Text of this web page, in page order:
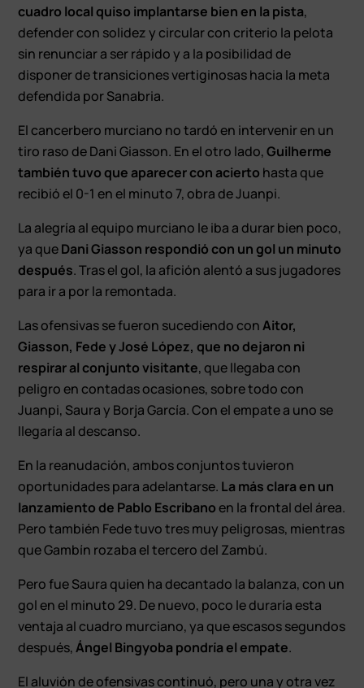
cuadro local quiso implantarse bien en la pista,
defender con solidez y circular con criterio la pelota
sin renunciar a ser rápido y a la posibilidad de
disponer de transiciones vertiginosas hacia la meta
defendida por Sanabria.
El cancerbero murciano no tardó en intervenir en un
tiro raso de Dani Giasson. En el otro lado,Guilherme
también tuvo que aparecer con acierto hasta que
recibió el 0-1 en el minuto 7, obra de Juanpi.
La alegría al equipo murciano le iba a durar bien poco,
ya queDani Giasson respondió con un gol un minuto
después. Tras el gol, la afición alentó a sus jugadores
para ir a por la remontada.
Las ofensivas se fueron sucediendo conAitor,
Giasson, Fede y José López, que no dejaron ni
respirar al conjunto visitante, que llegaba con
peligro en contadas ocasiones, sobre todo con
Juanpi, Saura y Borja García. Con el empate a uno se
llegaría al descanso.
En la reanudación, ambos conjuntos tuvieron
oportunidades para adelantarse. La más clara en un
lanzamiento de Pablo Escribanoen la frontal del área.
Pero también Fede tuvo tres muy peligrosas, mientras
que Gambín rozaba el tercero del Zambú.
Pero fue Saura quien ha decantado la balanza, con un
gol en el minuto 29. De nuevo, poco le duraría esta
ventaja al cuadro murciano, ya que escasos segundos
después,Ángel Bingyoba pondría el empate.
El aluvión de ofensivas continuó, pero una y otra vez